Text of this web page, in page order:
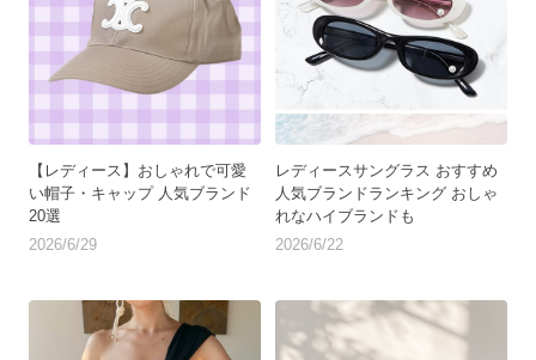
【レディース】おしゃれで可愛
い帽子・キャップ 人気ブランド
20選
2026/6/29
レディースサングラス おすすめ
人気ブランドランキング おしゃ
れなハイブランドも
2026/6/22